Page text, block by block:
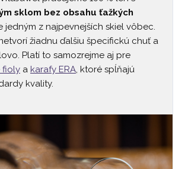
sklom bez obsahu ťažkých
jedným z najpevnejších skiel vôbec.
žiadnu ďalšiu špecifickú chuť a
Platí to samozrejme aj pre
fioly a karafy ERA, ktoré spĺňajú
kvality.